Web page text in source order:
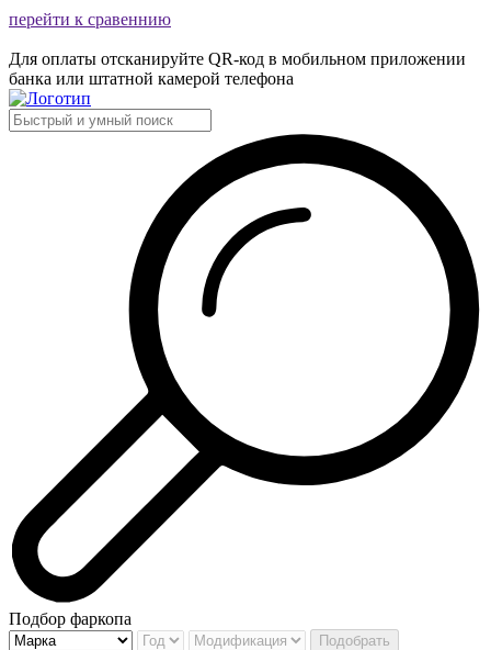
перейти к сравеннию
Для оплаты отсканируйте QR-код в мобильном приложении
банка или штатной камерой телефона
Подбор фаркопа
Подобрать